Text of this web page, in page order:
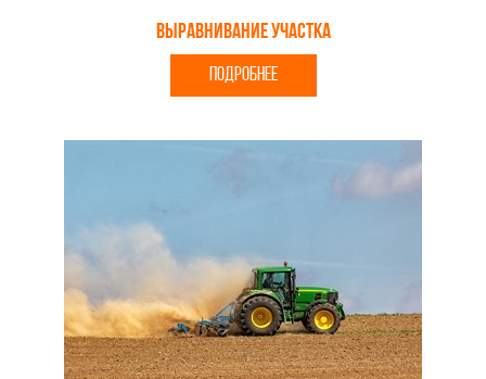
Выравнивание участка
ПОДРОБНЕЕ